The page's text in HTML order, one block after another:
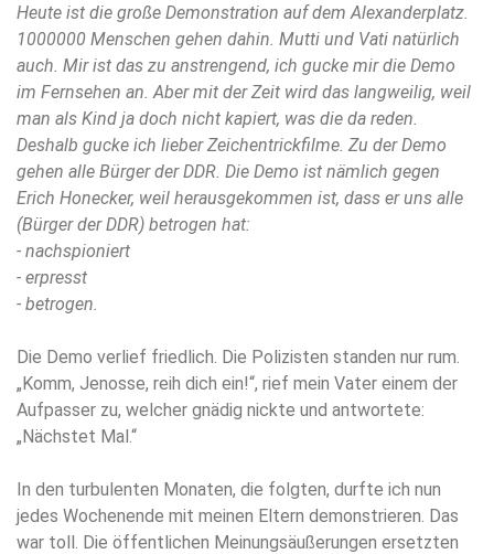
Heute ist die große Demonstration auf dem Alexanderplatz.
1000000 Menschen gehen dahin. Mutti und Vati natürlich
auch. Mir ist das zu anstrengend, ich gucke mir die Demo
im Fernsehen an. Aber mit der Zeit wird das langweilig, weil
man als Kind ja doch nicht kapiert, was die da reden.
Deshalb gucke ich lieber Zeichentrickfilme. Zu der Demo
gehen alle Bürger der DDR. Die Demo ist nämlich gegen
Erich Honecker, weil herausgekommen ist, dass er uns alle
(Bürger der DDR) betrogen hat:
- nachspioniert
- erpresst
- betrogen.
Die Demo verlief friedlich. Die Polizisten standen nur rum.
„Komm, Jenosse, reih dich ein!“, rief mein Vater einem der
Aufpasser zu, welcher gnädig nickte und antwortete:
„Nächstet Mal.“
In den turbulenten Monaten, die folgten, durfte ich nun
jedes Wochenende mit meinen Eltern demonstrieren. Das
war toll. Die öffentlichen Meinungsäußerungen ersetzten